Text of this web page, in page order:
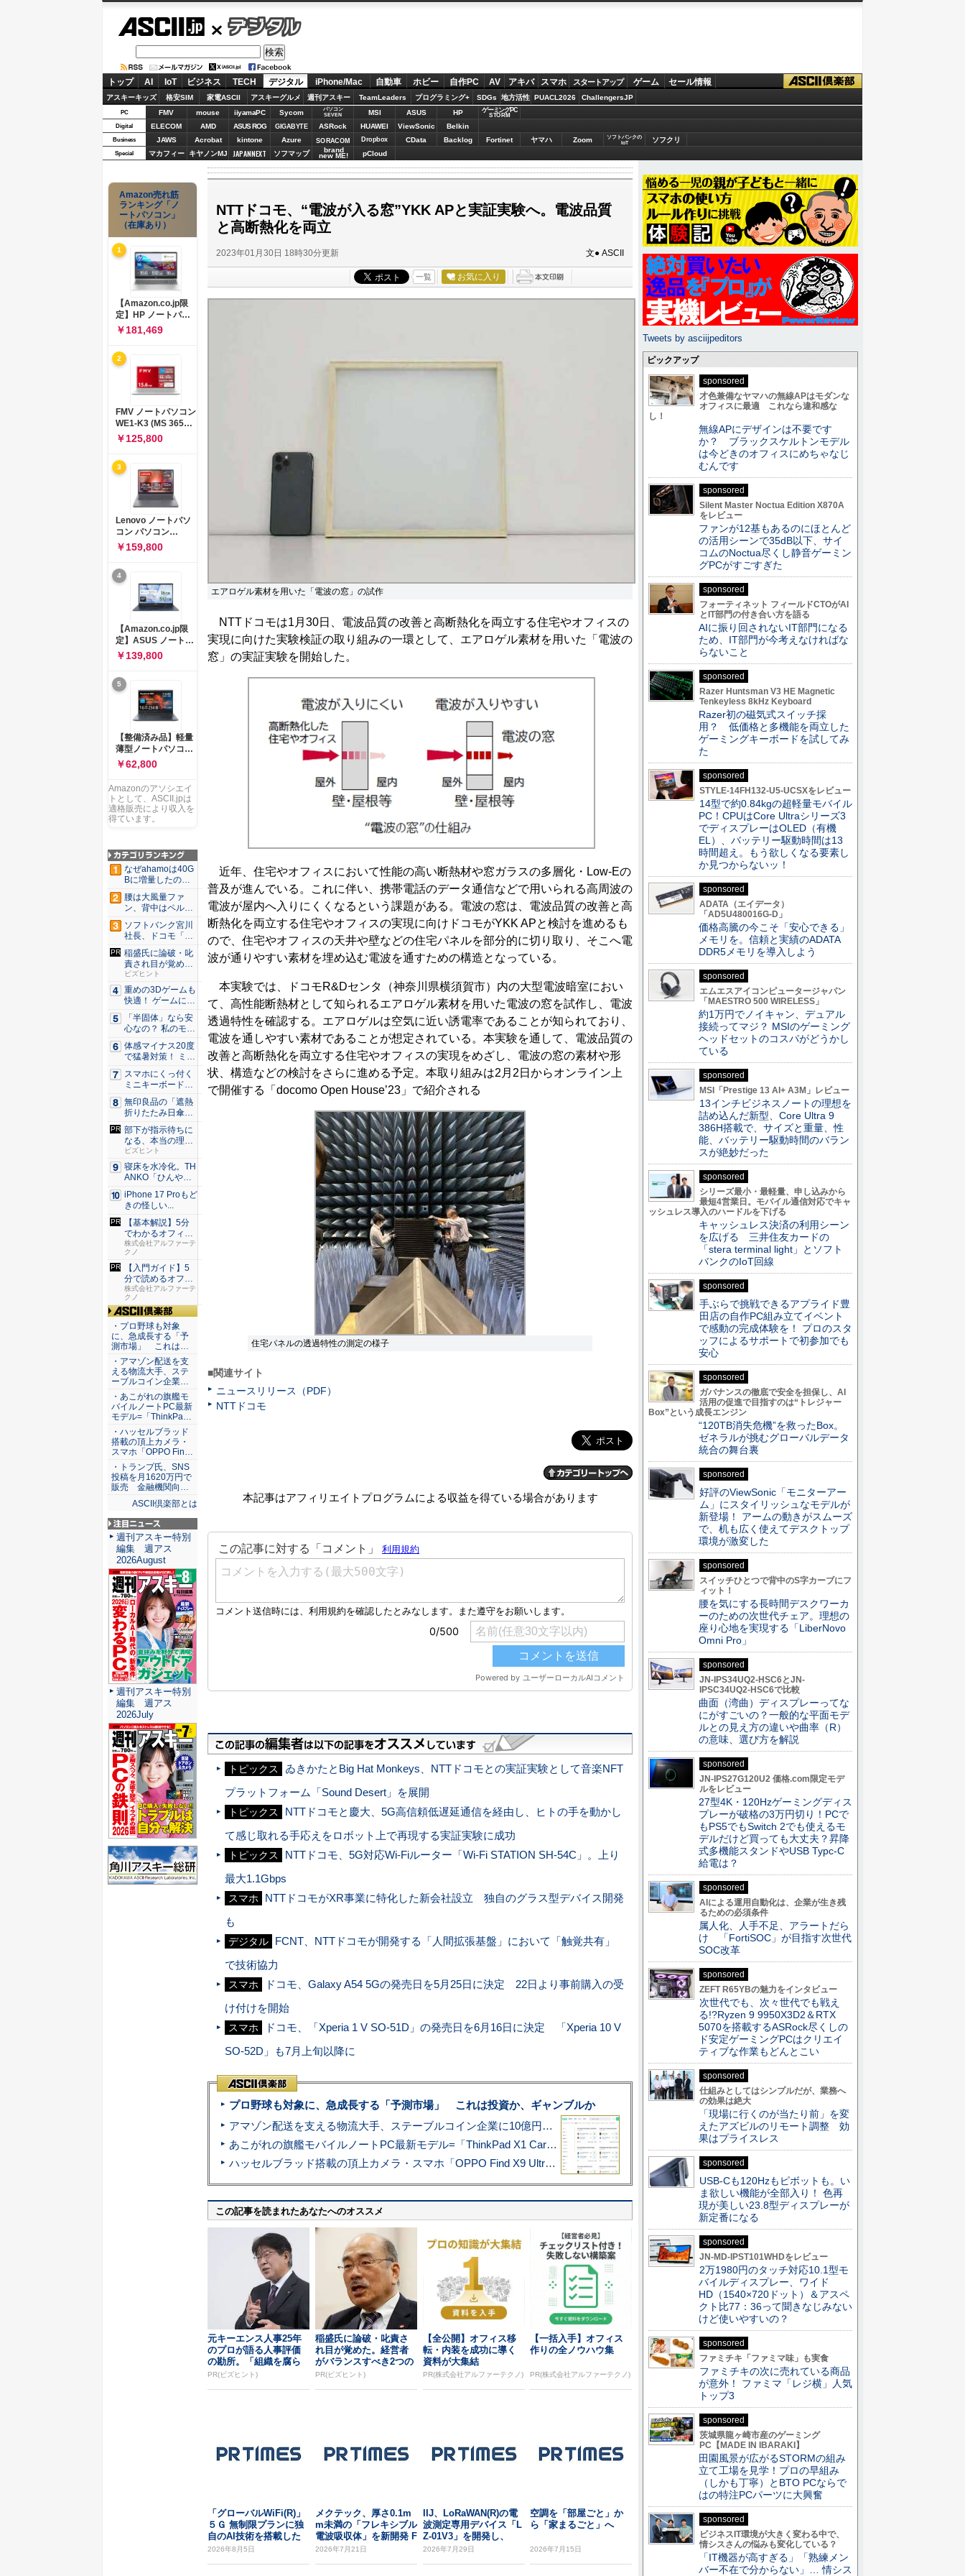
デジタル
トップ AI IoT ビジネス TECH デジタル iPhone/Mac 自動車 ホビー 自作PC AV アキバ スマホ スタートアップ ゲーム セール情報
アスキーキッズ 格安SIM 家電ASCII アスキーグルメ 週刊アスキー TeamLeaders プログラミング+ SDGs 地方活性 PUACL2026 ChallengersJP
PC FMV mouse iiyamaPC Sycom
パソコン
SEVEN
MSI ASUS HP ゲーミングPC
STORM
Digital ELECOM AMD ASUS ROG GIGABYTE ASRock HUAWEI ViewSonic Belkin
Business JAWS Acrobat kintone Azure SORACOM Dropbox CData Backlog Fortinet ヤマハ Zoom
ソフトバンクの
IoT
ソフクリ
Special マカフィー キヤノンMJ JAPANNEXT ソフマップ brand
new ME! pCloud
NTTドコモ、“電波が入る窓”YKK APと実証実験へ。電波品質
と高断熱化を両立
2023年01月30日 18時30分更新 文● ASCII
一覧 お気に入り
エアロゲル素材を用いた「電波の窓」の試作
NTTドコモは1月30日、電波品質の改善と高断熱化を両立する住宅やオフィスの
実現に向けた実験検証の取り組みの一環として、エアロゲル素材を用いた「電波の
窓」の実証実験を開始した。
近年、住宅やオフィスにおいて性能の高い断熱材や窓ガラスの多層化・Low-Eの
普及が進んでいる。これに伴い、携帯電話のデータ通信などで用いられる高周波の
電波が屋内へ入りにくくなるという課題がある。電波の窓は、電波品質の改善と高
断熱化を両立する住宅やオフィスの実現に向けドコモがYKK APと検討を進めるも
ので、住宅やオフィスの天井や壁などの住宅パネルを部分的に切り取り、そこへ電
波が通りやすい素材を埋め込む電波を通すための構造となっている。
本実験では、ドコモR&Dセンタ（神奈川県横須賀市）内の大型電波暗室におい
て、高性能断熱材として知られるエアロゲル素材を用いた電波の窓を試作し、電波
透過特性を確認する。エアロゲルは空気に近い誘電率であることが知られており、
電波を通しやすい素材であることが想定されている。本実験を通して、電波品質の
改善と高断熱化を両立する住宅やオフィスの実現をめざし、電波の窓の素材や形
状、構造などの検討をさらに進める予定。本取り組みは2月2日からオンライン上
で開催する「docomo Open Houseʼ23」で紹介される
住宅パネルの透過特性の測定の様子
■関連サイト
ニュースリリース（PDF）
NTTドコモ
本記事はアフィリエイトプログラムによる収益を得ている場合があります
トピックス
ゐきかたとBig Hat Monkeys、NTTドコモとの実証実験として音楽NFT
プラットフォーム「Sound Desert」を展開
トピックス
NTTドコモと慶大、5G高信頼低遅延通信を経由し、ヒトの手を動かし
て感じ取れる手応えをロボット上で再現する実証実験に成功
トピックス
NTTドコモ、5G対応Wi-Fiルーター「Wi-Fi STATION SH-54C」。上り
最大1.1Gbps
スマホ
NTTドコモがXR事業に特化した新会社設立 独自のグラス型デバイス開発
も
デジタル
FCNT、NTTドコモが開発する「人間拡張基盤」において「触覚共有」
で技術協力
スマホ
ドコモ、Galaxy A54 5Gの発売日を5月25日に決定 22日より事前購入の受
け付けを開始
スマホ
ドコモ、「Xperia 1 V SO-51D」の発売日を6月16日に決定 「Xperia 10 V
SO-52D」も7月上旬以降に
プロ野球も対象に、急成長する「予測市場」 これは投資か、ギャンブルか
アマゾン配送を支える物流大手、ステーブルコイン企業に10億円投資のワケ
あこがれの旗艦モバイルノートPC最新モデル=「ThinkPad X1 Carbon Gen 14 Aura Edition」実機レビュー
ハッセルブラッド搭載の頂上カメラ・スマホ「OPPO Find X9 Ultra」実写レビュー=プロが本気で徹底撮影しました!!
この記事を読まれたあなたへのオススメ
元キーエンス人事25年
のプロが語る人事評価
の勘所。「組織を腐ら
せるNG評価」とは...
PR(ビズヒント)
稲盛氏に論破・叱責さ
れ目が覚めた。経営者
がバランスすべき2つの
背反
PR(ビズヒント)
【全公開】オフィス移
転・内装を成功に導く
資料が大集結
PR(株式会社アルファーテクノ)
【一括入手】オフィス
作りの全ノウハウ集
PR(株式会社アルファーテクノ)
「グローバルWiFi(R)」
５Ｇ 無制限プランに独
自のAI技術を搭載した
「５Ｇ ...
2026年8月5日
メクテック、厚さ0.1m
m未満の「フレキシブル
電波吸収体」を新開発 F
PCメーカ...
2026年7月21日
IIJ、LoRaWAN(R)の電
波測定専用デバイス「L
Z-01V3」を開発し、
本...
2026年7月29日
空調を「部屋ごと」か
ら「家まるごと」へ
2026年7月15日
Amazon売れ筋
ランキング「ノ
ートパソコン」
（在庫あり）
1
【Amazon.co.jp限
定】HP ノートパソ
コン 15-fd 15.6イン
チ インテル Core 5
120U メモリ16GB
SSD512GB
Windows 11
Microsoft Office
2024搭載 WPS
Office搭載 カメラシ
ャッター 指紋認証 薄
型 Copilotキー搭載
ナチュラルシルバー
￥181,469
2
FMV ノートパソコン
WE1-K3 (MS 365
Personal/Copilotキ
ー搭載/Win 11/15.6
型/Core
i5/16GB/SSD
512GB/ホワイト)
FMVWK3E15W_AZ
￥125,800
3
Lenovo ノートパソ
コン パソコン
IdeaPad Slim 3 14.0
インチ AMD
Ryzen™ 5 8640HS
メモリ16GB
SSD512GB
Microsoft 365 試用
版 Windows11 バッ
テリー駆動12.6時間
重量1.39kg ルナグレ
ー 83K9003JJP ノー
トPC
￥159,800
4
【Amazon.co.jp限
定】ASUS ノートパ
ソコン Vivobook 15
M1502NAQ 15.6イ
ンチ AMD Ryzen 7
170 メモリ16GB
SSD 512GB
Microsoft 365
Personal (24か月版)
搭載 Windows 11 重
量1.7kg Wi-Fi 6E ク
ワイエットブルー
M1502NAQ-
￥139,800
5
【整備済み品】軽量
薄型ノートパソコン
dynabook G83 ■
13.3型
FHD(1920x1080) -
高性能第11世代Core
i5-1135G7 - メモリ
16GB - SSD 256GB
USB Type-C - MS
Office 2021 - Win11
搭載
￥62,800
Amazonのアソシエイ
トとして、ASCII.jpは
適格販売により収入を
得ています。
なぜahamoは40G
Bに増量したの
か ...
腰は大風量ファ
ン、背中はペルチ
ェ冷却。ダ...
ソフトバンク宮川
社長、ドコモ「ah
amo...
稲盛氏に論破・叱
責され目が覚め
た。経営者...
ビズヒント
重めの3Dゲームも
快適！ ゲームに強
いH...
「半固体」なら安
心なの？ 私のモバ
イルバ...
体感マイナス20度
で猛暑対策！ ミズ
ノの...
スマホにくっ付く
ミニキーボード！
触ってわ...
無印良品の「遮熱
折りたたみ日傘」
約160...
部下が指示待ちに
なる、本当の理
由。23年...
ビズヒント
寝床を水冷化。TH
ANKO「ひんやり
水流...
iPhone 17 Proもど
きの怪しい...
【基本解説】5分
でわかるオフィス
セキュリ...
株式会社アルファーテ
クノ
【入門ガイド】5
分で読めるオフィ
スのセキ...
株式会社アルファーテ
クノ
ASCII倶楽部
・プロ野球も対象
に、急成長する「予
測市場」 これは…
・アマゾン配送を支
える物流大手、ステ
ーブルコイン企業…
・あこがれの旗艦モ
バイルノートPC最新
モデル=「ThinkPa…
・ハッセルブラッド
搭載の頂上カメラ・
スマホ「OPPO Fin…
・トランプ氏、SNS
投稿を月1620万円で
販売 金融機関向…
ASCII倶楽部とは
注目ニュース
週刊アスキー特別
編集 週アス
2026August
週刊アスキー特別
編集 週アス
2026July
Tweets by asciijpeditors
ピックアップ
sponsored
才色兼備なヤマハの無線APはモダンな
オフィスに最適 これなら違和感な
し！
無線APにデザインは不要です
か？ ブラックスケルトンモデル
は今どきのオフィスにめちゃなじ
むんです
sponsored
Silent Master Noctua Edition X870A
をレビュー
ファンが12基もあるのにほとんど
の活用シーンで35dB以下、サイ
コムのNoctua尽くし静音ゲーミン
グPCがすごすぎた
sponsored
フォーティネット フィールドCTOがAI
とIT部門の付き合い方を語る
AIに振り回されないIT部門になる
ため、IT部門が今考えなければな
らないこと
sponsored
Razer Huntsman V3 HE Magnetic
Tenkeyless 8kHz Keyboard
Razer初の磁気式スイッチ採
用？ 低価格と多機能を両立した
ゲーミングキーボードを試してみ
た
sponsored
STYLE-14FH132-U5-UCSXをレビュー
14型で約0.84kgの超軽量モバイル
PC！CPUはCore Ultraシリーズ3
でディスプレーはOLED（有機
EL）、バッテリー駆動時間は13
時間超え。もう欲しくなる要素し
か見つからないッ！
sponsored
ADATA（エイデータ）
「AD5U480016G-D」
価格高騰の今こそ「安心できる」
メモリを。信頼と実績のADATA
DDR5メモリを導入しよう
sponsored
エムエスアイコンピュータージャパン
「MAESTRO 500 WIRELESS」
約1万円でノイキャン、デュアル
接続ってマジ？ MSIのゲーミング
ヘッドセットのコスパがどうかし
ている
sponsored
MSI「Prestige 13 AI+ A3M」レビュー
13インチビジネスノートの理想を
詰め込んだ新型、Core Ultra 9
386H搭載で、サイズと重量、性
能、バッテリー駆動時間のバラン
スが絶妙だった
sponsored
シリーズ最小・最軽量、申し込みから
最短4営業日。モバイル通信対応でキャ
ッシュレス導入のハードルを下げる
キャッシュレス決済の利用シーン
を広げる 三井住友カードの
「stera terminal light」とソフト
バンクのIoT回線
sponsored
手ぶらで挑戦できるアプライド豊
田店の自作PC組み立てイベント
で感動の完成体験を！ プロのスタ
ッフによるサポートで初参加でも
安心
sponsored
ガバナンスの徹底で安全を担保し、AI
活用の促進で目指すのは“トレジャー
Box”という成長エンジン
“120TB消失危機”を救ったBox。
ゼネラルが挑むグローバルデータ
統合の舞台裏
sponsored
好評のViewSonic「モニターアー
ム」にスタイリッシュなモデルが
新登場！ アームの動きがスムーズ
で、机も広く使えてデスクトップ
環境が激変した
sponsored
スイッチひとつで背中のS字カーブにフ
ィット！
腰を気にする長時間デスクワーカ
ーのための次世代チェア。理想の
座り心地を実現する「LiberNovo
Omni Pro」
sponsored
JN-IPS34UQ2-HSC6とJN-
IPSC34UQ2-HSC6で比較
曲面（湾曲）ディスプレーってな
にがすごいの？一般的な平面モデ
ルとの見え方の違いや曲率（R）
の意味、選び方を解説
sponsored
JN-IPS27G120U2 価格.com限定モデ
ルをレビュー
27型4K・120Hzゲーミングディス
プレーが破格の3万円切り！PCで
もPS5でもSwitch 2でも使えるモ
デルだけど買っても大丈夫？昇降
式多機能スタンドやUSB Typc-C
給電は？
sponsored
AIによる運用自動化は、企業が生き残
るための必須条件
属人化、人手不足、アラートだら
け 「FortiSOC」が目指す次世代
SOC改革
sponsored
ZEFT R65YBの魅力をインタビュー
次世代でも、次々世代でも戦え
る!?Ryzen 9 9950X3D2＆RTX
5070を搭載するASRock尽くしの
ド安定ゲーミングPCはクリエイ
ティブな作業もどんとこい
sponsored
仕組みとしてはシンプルだが、業務へ
の効果は絶大
「現場に行くのが当たり前」を変
えたアズビルのリモート調整 効
果はプライスレス
sponsored
USB-Cも120Hzもピボットも。い
ま欲しい機能が全部入り！ 色再
現が美しい23.8型ディスプレーが
新定番になる
sponsored
JN-MD-IPST101WHDをレビュー
2万1980円のタッチ対応10.1型モ
バイルディスプレー、ワイド
HD（1540×720ドット）＆アスペ
クト比77：36って聞きなじみない
けど使いやすいの？
sponsored
ファミチキ「ファミマ味」も実食
ファミチキの次に売れている商品
が意外！ ファミマ「レジ横」人気
トップ3
sponsored
茨城県龍ヶ崎市産のゲーミング
PC【MADE IN IBARAKI】
田園風景が広がるSTORMの組み
立て工場を見学！プロの早組み
（しかも丁寧）とBTO PCならで
はの特注PCパーツに大興奮
sponsored
ビジネスIT環境が大きく変わる中で、
情シスさんの悩みも変化している？
「IT機器が高すぎる」「熟練メン
バー不在で分からない」… 情シス